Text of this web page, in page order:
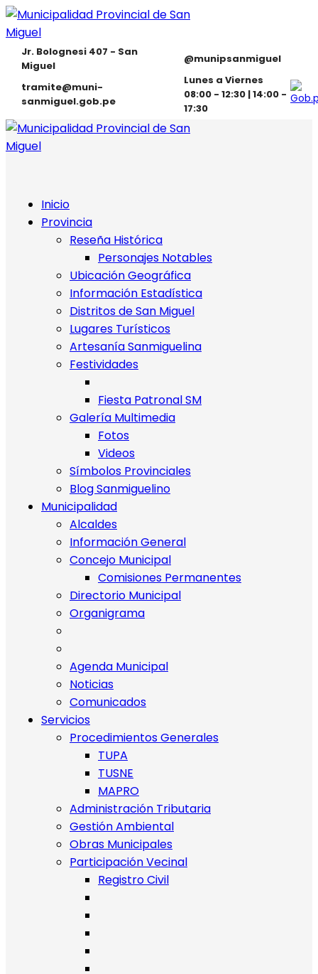
Jr. Bolognesi 407 - San
Miguel
@munipsanmiguel
tramite@muni-
sanmiguel.gob.pe
Lunes a Viernes
08:00 - 12:30 | 14:00 -
17:30
Inicio
Provincia
Reseña Histórica
Personajes Notables
Ubicación Geográfica
Información Estadística
Distritos de San Miguel
Lugares Turísticos
Artesanía Sanmiguelina
Festividades
Fiesta Patronal SM
Galería Multimedia
Fotos
Videos
Símbolos Provinciales
Blog Sanmiguelino
Municipalidad
Alcaldes
Información General
Concejo Municipal
Comisiones Permanentes
Directorio Municipal
Organigrama
Agenda Municipal
Noticias
Comunicados
Servicios
Procedimientos Generales
TUPA
TUSNE
MAPRO
Administración Tributaria
Gestión Ambiental
Obras Municipales
Participación Vecinal
Registro Civil